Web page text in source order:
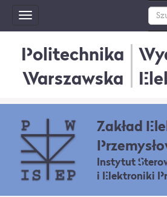
Toggle
navigation
Politechnika
Warszawska
Zakład
Instytut
i Elektroniki